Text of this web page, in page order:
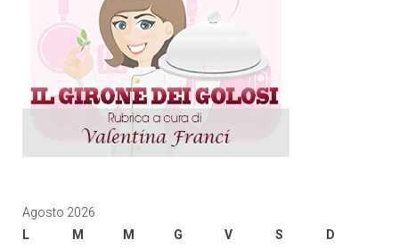
Agosto 2026
L
M M G V S
D